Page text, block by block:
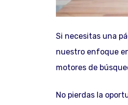
Si necesitas una
nuestro enfoque
motores de
No pierdas la